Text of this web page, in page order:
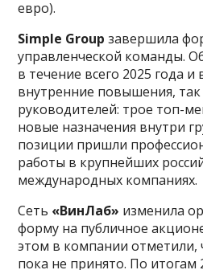
евро).
Simple Group завершила
управленческой команды.
в течение всего 2025 года
внутренние повышения,
руководителей: трое топ-
новые назначения внутри
позиции пришли
работы в крупнейших
международных компаниях.
Сеть «ВинЛаб» изменила
форму на публичное
этом в компании отметили,
пока не принято. По итогам